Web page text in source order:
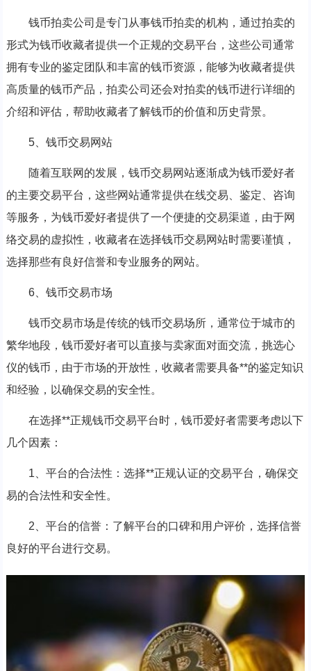
钱币拍卖公司是专门从事钱币拍卖的机构，通过拍卖的
形式为钱币收藏者提供一个正规的交易平台，这些公司通常
拥有专业的鉴定团队和丰富的钱币资源，能够为收藏者提供
高质量的钱币产品，拍卖公司还会对拍卖的钱币进行详细的
介绍和评估，帮助收藏者了解钱币的价值和历史背景。
5、钱币交易网站
随着互联网的发展，钱币交易网站逐渐成为钱币爱好者
的主要交易平台，这些网站通常提供在线交易、鉴定、咨询
等服务，为钱币爱好者提供了一个便捷的交易渠道，由于网
络交易的虚拟性，收藏者在选择钱币交易网站时需要谨慎，
选择那些有良好信誉和专业服务的网站。
6、钱币交易市场
钱币交易市场是传统的钱币交易场所，通常位于城市的
繁华地段，钱币爱好者可以直接与卖家面对面交流，挑选心
仪的钱币，由于市场的开放性，收藏者需要具备**的鉴定知识
和经验，以确保交易的安全性。
在选择**正规钱币交易平台时，钱币爱好者需要考虑以下
几个因素：
1、平台的合法性：选择**正规认证的交易平台，确保交
易的合法性和安全性。
2、平台的信誉：了解平台的口碑和用户评价，选择信誉
良好的平台进行交易。